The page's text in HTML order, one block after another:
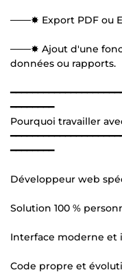
───✸ Export PDF ou
───✸ Ajout d'une
données ou rapports.
━━━━━━━━
Pourquoi travailler
━━━━━━━━
Développeur web
Solution 100 %
Interface moderne et
Code propre et